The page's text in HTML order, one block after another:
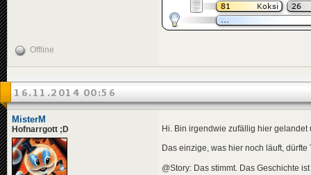
Offline
16.11.2014 00:56
MisterM
Hofnarrgott ;D Hi. Bin irgendwie zufällig hier
Das einzige, was hier noch läuft, dürfte
@Story: Das stimmt. Das Geschichte